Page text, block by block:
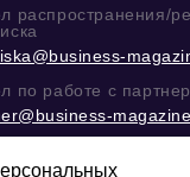
распространения/
по работе с
илиMAX